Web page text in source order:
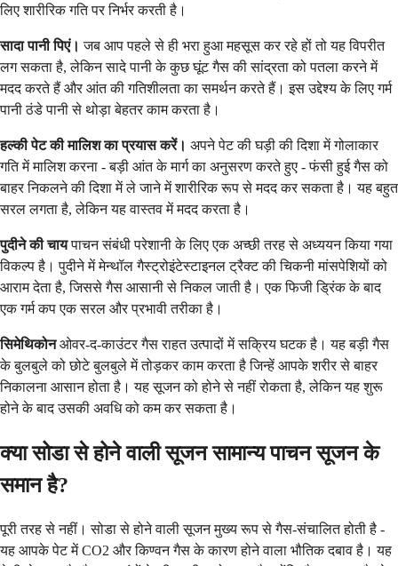
लिए शारीरिक गति पर निर्भर करती है।
सादा पानी पिएं। जब आप पहले से ही भरा हुआ महसूस कर रहे हों तो यह विपरीत
लग सकता है, लेकिन सादे पानी के कुछ घूंट गैस की सांद्रता को पतला करने में
मदद करते हैं और आंत की गतिशीलता का समर्थन करते हैं। इस उद्देश्य के लिए गर्म
पानी ठंडे पानी से थोड़ा बेहतर काम करता है।
हल्की पेट की मालिश का प्रयास करें। अपने पेट की घड़ी की दिशा में गोलाकार
गति में मालिश करना - बड़ी आंत के मार्ग का अनुसरण करते हुए - फंसी हुई गैस को
बाहर निकलने की दिशा में ले जाने में शारीरिक रूप से मदद कर सकता है। यह बहुत
सरल लगता है, लेकिन यह वास्तव में मदद करता है।
पुदीने की चायपाचन संबंधी परेशानी के लिए एक अच्छी तरह से अध्ययन किया गया
विकल्प है। पुदीने में मेन्थॉल गैस्ट्रोइंटेस्टाइनल ट्रैक्ट की चिकनी मांसपेशियों को
आराम देता है, जिससे गैस आसानी से निकल जाती है। एक फिजी ड्रिंक के बाद
एक गर्म कप एक सरल और प्रभावी तरीका है।
सिमेथिकोनओवर-द-काउंटर गैस राहत उत्पादों में सक्रिय घटक है। यह बड़ी गैस
के बुलबुले को छोटे बुलबुले में तोड़कर काम करता है जिन्हें आपके शरीर से बाहर
निकालना आसान होता है। यह सूजन को होने से नहीं रोकता है, लेकिन यह शुरू
होने के बाद उसकी अवधि को कम कर सकता है।
क्या सोडा से होने वाली सूजन सामान्य पाचन सूजन के
समान है?
पूरी तरह से नहीं। सोडा से होने वाली सूजन मुख्य रूप से गैस-संचालित होती है -
यह आपके पेट में CO2 और किण्वन गैस के कारण होने वाला भौतिक दबाव है। यह